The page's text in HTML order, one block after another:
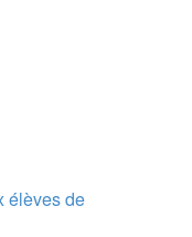
élèves de